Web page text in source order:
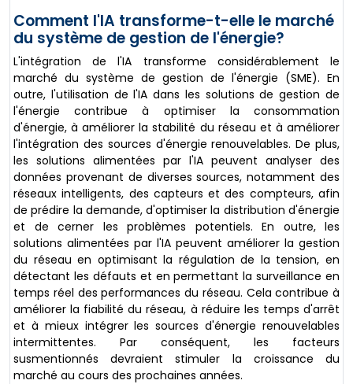
Comment l'IA transforme-t-elle le marché
du système de gestion de l'énergie?
L'intégration de l'IA transforme considérablement le
marché du système de gestion de l'énergie (SME). En
outre, l'utilisation de l'IA dans les solutions de gestion de
l'énergie contribue à optimiser la consommation
d'énergie, à améliorer la stabilité du réseau et à améliorer
l'intégration des sources d'énergie renouvelables. De plus,
les solutions alimentées par l'IA peuvent analyser des
données provenant de diverses sources, notamment des
réseaux intelligents, des capteurs et des compteurs, afin
de prédire la demande, d'optimiser la distribution d'énergie
et de cerner les problèmes potentiels. En outre, les
solutions alimentées par l'IA peuvent améliorer la gestion
du réseau en optimisant la régulation de la tension, en
détectant les défauts et en permettant la surveillance en
temps réel des performances du réseau. Cela contribue à
améliorer la fiabilité du réseau, à réduire les temps d'arrêt
et à mieux intégrer les sources d'énergie renouvelables
intermittentes. Par conséquent, les facteurs
susmentionnés devraient stimuler la croissance du
marché au cours des prochaines années.